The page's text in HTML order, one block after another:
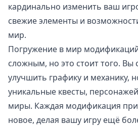
кардинально изменить ваш
свежие элементы и
мир.
Погружение в мир
сложным, но это стоит того. Вы
улучшить графику и механику,
уникальные квесты,
миры. Каждая модификация
новое, делая вашу игру ещё